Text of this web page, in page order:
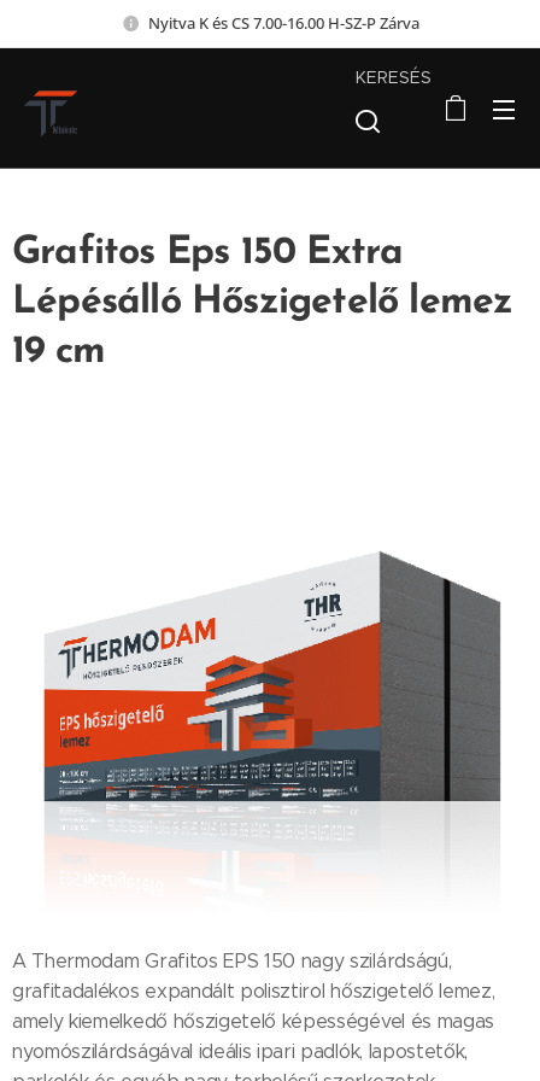
Nyitva K és CS 7.00-16.00 H-SZ-P Zárva
KERESÉS
Grafitos Eps 150 Extra
Lépésálló Hőszigetelő lemez
19 cm
A Thermodam Grafitos EPS 150 nagy szilárdságú,
grafitadalékos expandált polisztirol hőszigetelő lemez,
amely kiemelkedő hőszigetelő képességével és magas
nyomószilárdságával ideális ipari padlók, lapostetők,